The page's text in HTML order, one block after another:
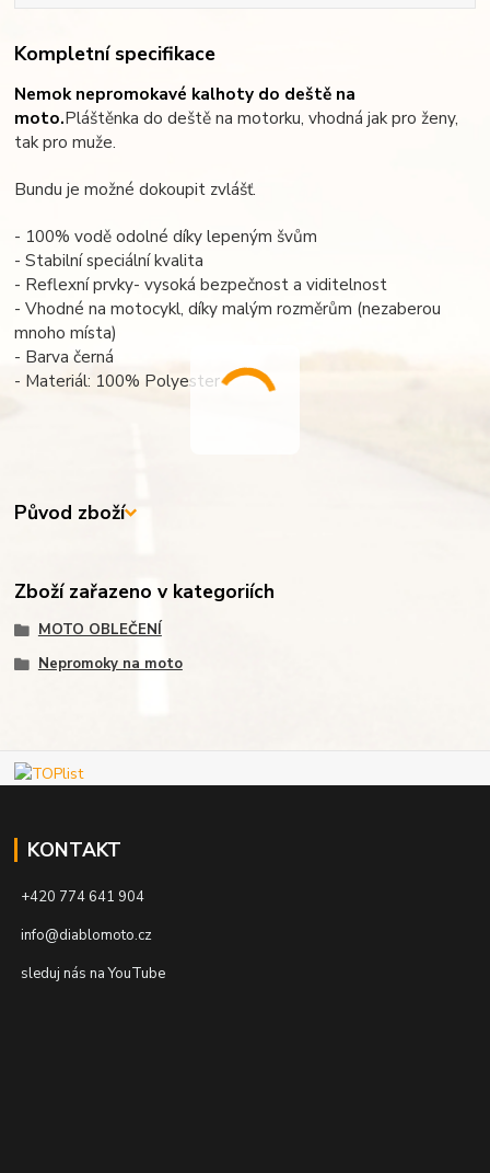
Kompletní specifikace
Nemok nepromokavé kalhoty do deště na
moto.Pláštěnka do deště na motorku, vhodná jak pro ženy,
tak pro muže.
Bundu je možné dokoupit zvlášť.
- 100% vodě odolné díky lepeným švům
- Stabilní speciální kvalita
- Reflexní prvky- vysoká bezpečnost a viditelnost
- Vhodné na motocykl, díky malým rozměrům (nezaberou
mnoho místa)
- Barva černá
- Materiál: 100% Polyester
Původ zboží
Zboží zařazeno v kategoriích
MOTO OBLEČENÍ
Nepromoky na moto
KONTAKT
+420 774 641 904
info@diablomoto.cz
sleduj nás na YouTube